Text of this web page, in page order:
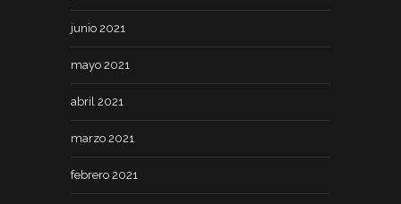
junio 2021
mayo 2021
abril 2021
marzo 2021
febrero 2021